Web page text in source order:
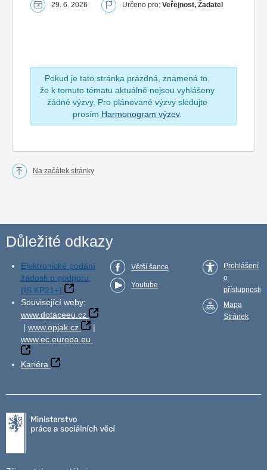
29. 6. 2026 Určeno pro: Veřejnost, Žadatel
Pokud je tato stránka prázdná, znamená to,
že k tomuto tématu aktuálně nejsou vyhlášeny
žádné výzvy. Pro plánované výzvy sledujte
prosím Harmonogram výzev.
Na začátek stránky
Důležité odkazy
Elektronické podání
žádosti o podporu
(IS KP21+)
Související weby:
www.dotaceeu.cz
| www.opjak.cz
|
www.ec.europa.eu
Kariéra
Větší šance
Youtube
Prohlášení
o
přístupnosti
Mapa
Stránek